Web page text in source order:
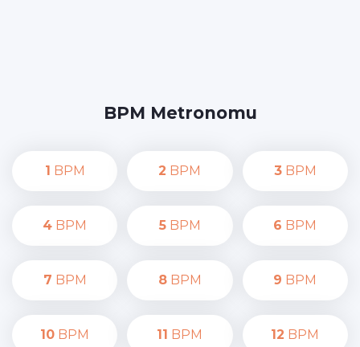
BPM Metronomu
1 BPM 2 BPM 3BPM
4 BPM 5BPM 6 BPM
7 BPM 8BPM 9 BPM
10 BPM 11 BPM 12 BPM